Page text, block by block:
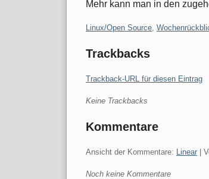
Mehr kann man in den
Kategorien:
Linux/Open Source
Trackbacks
Trackback-URL für diesen Eintrag
Keine Trackbacks
Kommentare
Ansicht der Kommentare: Linear |
Noch keine Kommentare